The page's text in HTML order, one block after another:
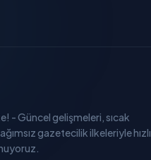
- Güncel gelişmeleri, sıcak
gazetecilik ilkeleriyle hızlı